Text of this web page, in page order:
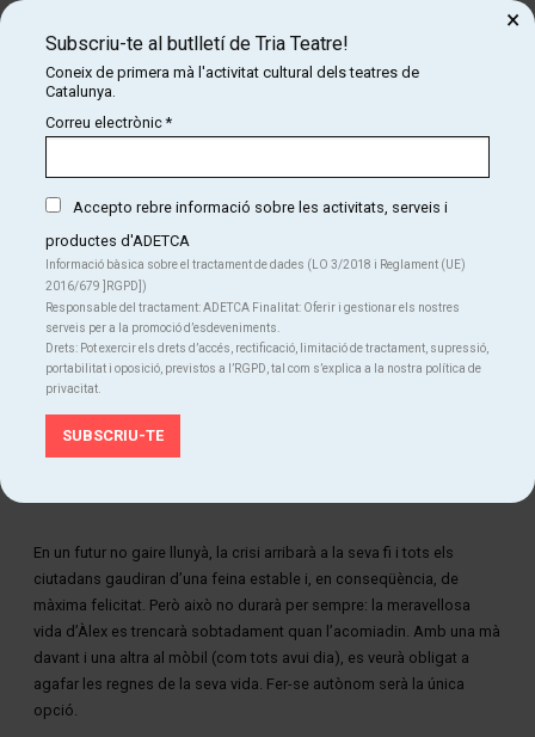
Comunicació: Barc Coop
En un futur no gaire llunyà, la crisi arribarà a la seva fi i tots els
ciutadans gaudiran d’una feina estable i, en conseqüència, de
màxima felicitat. Però això no durarà per sempre: la meravellosa
vida d’Àlex es trencarà sobtadament quan l’acomiadin. Amb una mà
davant i una altra al mòbil (com tots avui dia), es veurà obligat a
agafar les regnes de la seva vida. Fer-se autònom serà la única
opció.
Subscriu-te al butlletí de Tria Teatre!
Coneix de primera mà l'activitat cultural dels teatres de
Catalunya.
Correu electrònic*
Accepto rebre informació sobre les activitats, serveis i
productes d'ADETCA
Informació bàsica sobre el tractament de dades (LO 3/2018 i Reglament (UE)
2016/679 ]RGPD])
Responsable del tractament: ADETCA Finalitat: Oferir i gestionar els nostres
serveis per a la promoció d’esdeveniments.
Drets: Pot exercir els drets d’accés, rectificació, limitació de tractament, supressió,
portabilitat i oposició, previstos a l’RGPD, tal com s’explica a la nostra política de
privacitat.
×